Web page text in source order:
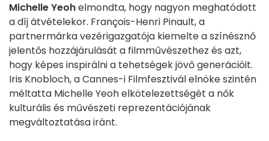
Michelle Yeohelmondta, hogy nagyon meghatódott
a díj átvételekor. François-Henri Pinault, a
partnermárka vezérigazgatója kiemelte a színésznő
jelentős hozzájárulását a filmművészethez és azt,
hogy képes inspirálni a tehetségek jövő generációit.
Iris Knobloch, a Cannes-i Filmfesztivál elnöke szintén
méltatta Michelle Yeoh elkötelezettségét a nők
kulturális és művészeti reprezentációjának
megváltoztatása iránt.